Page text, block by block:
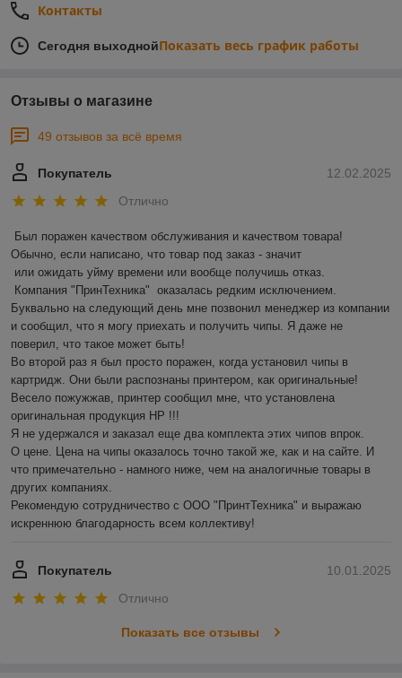
Контакты
Сегодня выходнойПоказать весь график работы
Отзывы о магазине
49 отзывов за всё время
12.02.2025
Покупатель
Отлично
Был поражен качеством обслуживания и качеством товара!
Обычно, если написано, что товар под заказ - значит
Буквально на следующий день мне позвонил менеджер из компании
и сообщил, что я могу приехать и получить чипы. Я даже не
поверил, что такое может быть!
Во второй раз я был просто поражен, когда установил чипы в
картридж. Они были распознаны принтером, как оригинальные!
Весело пожужжав, принтер сообщил мне, что установлена
оригинальная продукция HP !!!
Я не удержался и заказал еще два комплекта этих чипов впрок.
О цене. Цена на чипы оказалось точно такой же, как и на сайте. И
что примечательно - намного ниже, чем на аналогичные товары в
других компаниях.
Рекомендую сотрудничество с ООО "ПринтТехника" и выражаю
искреннюю благодарность всем коллективу!
10.01.2025
Покупатель
Отлично
Показать все отзывы